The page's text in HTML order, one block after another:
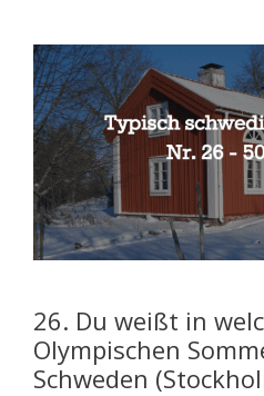
26. Du weißt in
Olympischen
Schweden